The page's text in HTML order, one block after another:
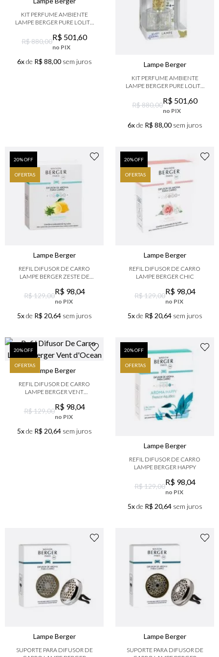
KIT PERFUME AMBIENTE
LAMPE BERGER PURE LOLITA
R$ 880,00R$ 501 60
no PIX
6xde R$ 88,00sem juros Lampe Berger
KIT PERFUME AMBIENTE
LAMPE BERGER PURE LOLITA
R$ 880,00R$ 501 60
no PIX
6xde R$ 88,00sem juros
20% OFF
OFERTAS
Lampe Berger
REFIL DIFUSOR DE CARRO
LAMPE BERGER ZESTE DE
R$ 129,00R$ 98 04
no PIX
5xde R$ 20,64sem juros
20% OFF
OFERTAS
Lampe Berger
REFIL DIFUSOR DE CARRO
LAMPE BERGER CHIC
R$ 129,00R$ 98 04
no PIX
5xde R$ 20,64sem juros
20% OFF
OFERTAS
Lampe Berger
REFIL DIFUSOR DE CARRO
LAMPE BERGER VENT
R$ 129,00R$ 98 04
no PIX
5xde R$ 20,64sem juros
20% OFF
OFERTAS
Lampe Berger
REFIL DIFUSOR DE CARRO
LAMPE BERGER HAPPY
R$ 129,00R$ 98 04
no PIX
5xde R$ 20,64sem juros
Lampe Berger
SUPORTE PARA DIFUSOR DE
Lampe Berger
SUPORTE PARA DIFUSOR DE
9º
10º 212